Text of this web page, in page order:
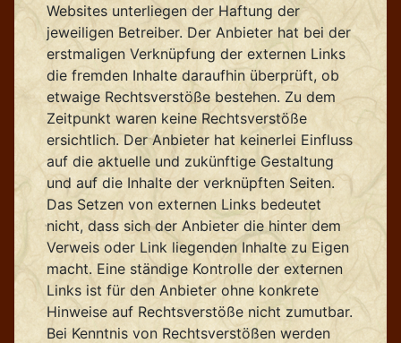
Websites unterliegen der Haftung der
jeweiligen Betreiber. Der Anbieter hat bei der
erstmaligen Verknüpfung der externen Links
die fremden Inhalte daraufhin überprüft, ob
etwaige Rechtsverstöße bestehen. Zu dem
Zeitpunkt waren keine Rechtsverstöße
ersichtlich. Der Anbieter hat keinerlei Einfluss
auf die aktuelle und zukünftige Gestaltung
und auf die Inhalte der verknüpften Seiten.
Das Setzen von externen Links bedeutet
nicht, dass sich der Anbieter die hinter dem
Verweis oder Link liegenden Inhalte zu Eigen
macht. Eine ständige Kontrolle der externen
Links ist für den Anbieter ohne konkrete
Hinweise auf Rechtsverstöße nicht zumutbar.
Bei Kenntnis von Rechtsverstößen werden